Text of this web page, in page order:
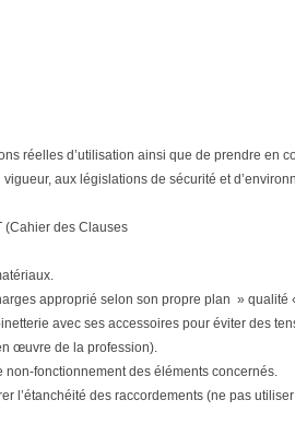
réelles d’utilisation ainsi que de prendre
aux législations de sécurité et
(Cahier des Clauses
approprié selon son propre plan » qualité
avec ses accessoires pour éviter des
œuvre de la profession).
non-fonctionnement des éléments concernés.
des raccordements (ne pas